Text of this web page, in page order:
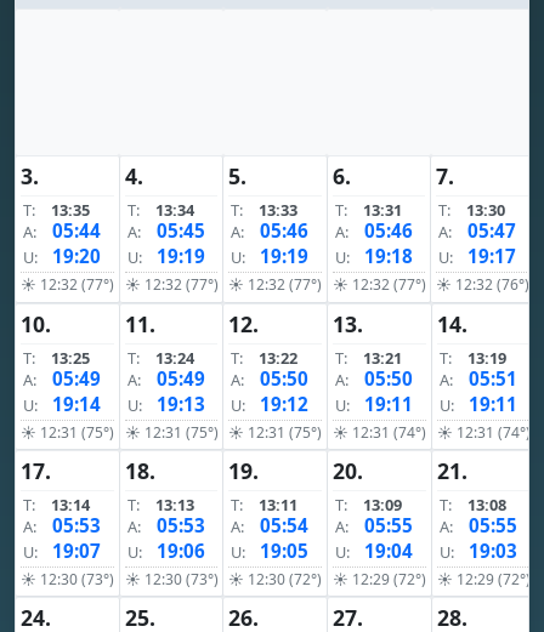
3.
T:
13:35
A:
05:44
U: 19:20
☀ 12:32 (77°)
4.
T:
13:34
A:
05:45
U: 19:19
☀ 12:32 (77°)
5.
T:
13:33
A:
05:46
U: 19:19
☀ 12:32 (77°)
6.
T:
13:31
A:
05:46
U: 19:18
☀ 12:32 (77°)
7.
T:
13:30
A:
05:47
U: 19:17
☀ 12:32 (76°)
10.
T:
13:25
A:
05:49
U: 19:14
☀ 12:31 (75°)
11.
T:
13:24
A:
05:49
U: 19:13
☀ 12:31 (75°)
12.
T:
13:22
A:
05:50
U: 19:12
☀ 12:31 (75°)
13.
T:
13:21
A:
05:50
U: 19:11
☀ 12:31 (74°)
14.
T:
13:19
A:
05:51
U: 19:11
☀ 12:31 (74°)
17.
T:
13:14
A:
05:53
U: 19:07
☀ 12:30 (73°)
18.
T:
13:13
A:
05:53
U: 19:06
☀ 12:30 (73°)
19.
T:
13:11
A:
05:54
U: 19:05
☀ 12:30 (72°)
20.
T:
13:09
A:
05:55
U: 19:04
☀ 12:29 (72°)
21.
T:
13:08
A:
05:55
U: 19:03
☀ 12:29 (72°)
24. 25. 26. 27. 28.